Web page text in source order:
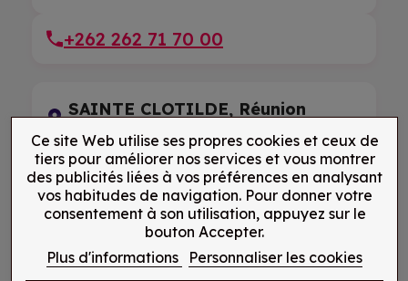
+262 262 71 70 00
SAINTE CLOTILDE, Réunion
8 rue Jean Baptiste Ponama
+262 262 73 76 85
LE PORT, Réunion
2 rue Elie Virassamy Mounien
Ce site Web utilise ses propres cookies et ceux de
tiers pour améliorer nos services et vous montrer
des publicités liées à vos préférences en analysant
vos habitudes de navigation. Pour donner votre
consentement à son utilisation, appuyez sur le
bouton Accepter.
Plus d'informations
Personnaliser les cookies